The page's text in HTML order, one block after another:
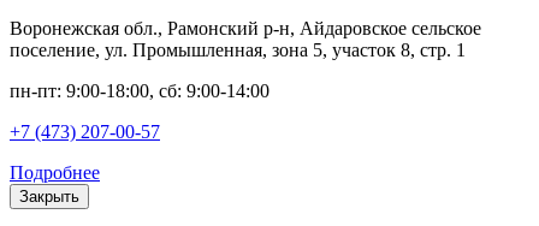
Воронежская обл., Рамонский р-н, Айдаровское сельское
поселение, ул. Промышленная, зона 5, участок 8, стр. 1
пн-пт: 9:00-18:00, сб: 9:00-14:00
+7 (473) 207-00-57
Подробнее
Закрыть